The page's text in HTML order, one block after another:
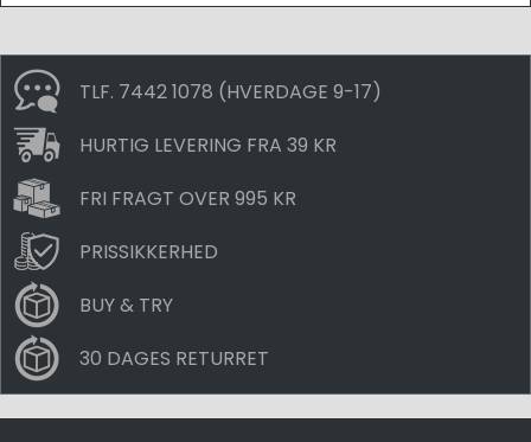
TLF. 7442 1078 (HVERDAGE 9-17)
HURTIG LEVERING FRA 39 KR
FRI FRAGT OVER 995 KR
PRISSIKKERHED
BUY & TRY
30 DAGES RETURRET